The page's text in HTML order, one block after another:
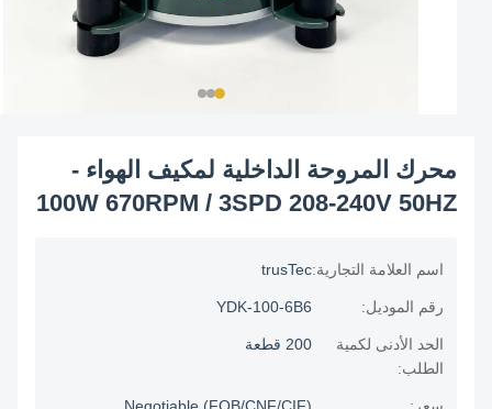
محرك المروحة الداخلية لمكيف الهواء -
100W 670RPM / 3SPD 208-240V 50HZ
اسم العلامة التجارية:trusTec
رقم الموديل: YDK-100-6B6
الحد الأدنى لكمية
الطلب:
200 قطعة